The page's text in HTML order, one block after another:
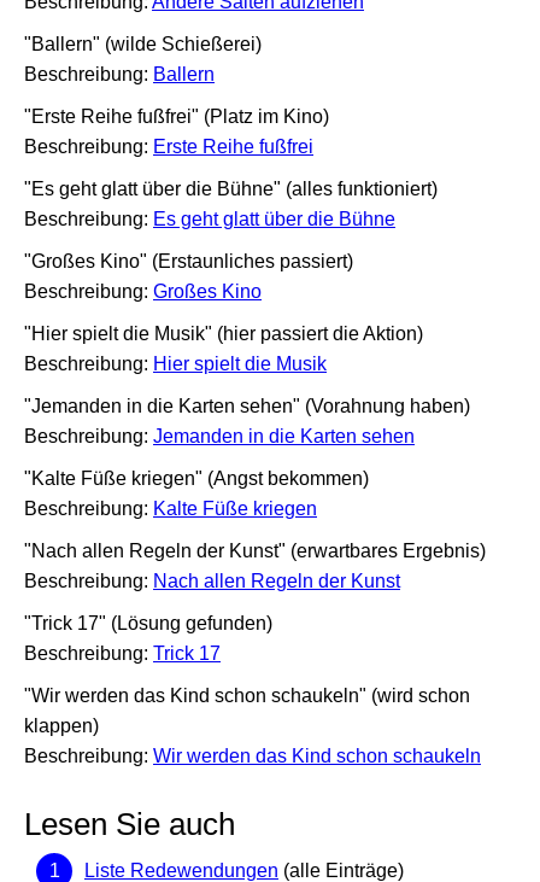
"Ballern" (wilde Schießerei)
Beschreibung: Ballern
"Erste Reihe fußfrei" (Platz im Kino)
Beschreibung: Erste Reihe fußfrei
"Es geht glatt über die Bühne" (alles funktioniert)
Beschreibung: Es geht glatt über die Bühne
"Großes Kino" (Erstaunliches passiert)
Beschreibung: Großes Kino
"Hier spielt die Musik" (hier passiert die Aktion)
Beschreibung: Hier spielt die Musik
"Jemanden in die Karten sehen" (Vorahnung haben)
Beschreibung: Jemanden in die Karten sehen
"Kalte Füße kriegen" (Angst bekommen)
Beschreibung: Kalte Füße kriegen
"Nach allen Regeln der Kunst" (erwartbares Ergebnis)
Beschreibung: Nach allen Regeln der Kunst
"Trick 17" (Lösung gefunden)
Beschreibung: Trick 17
"Wir werden das Kind schon schaukeln" (wird schon
klappen)
Beschreibung: Wir werden das Kind schon schaukeln
Lesen Sie auch
Liste Redewendungen (alle Einträge)